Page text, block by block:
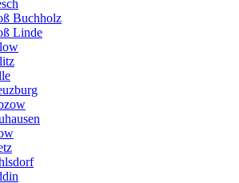
Buchholz
Linde